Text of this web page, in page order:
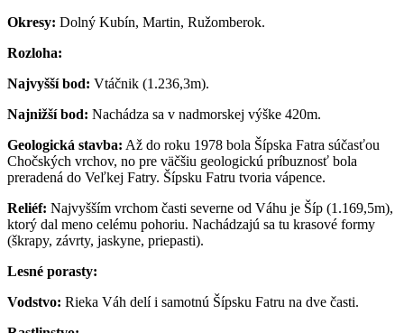
Okresy: Dolný Kubín, Martin, Ružomberok.
Rozloha:
Najvyšší bod: Vtáčnik (1.236,3m).
Najnižší bod: Nachádza sa v nadmorskej výške 420m.
Geologická stavba: Až do roku 1978 bola Šípska Fatra súčasťou
Chočských vrchov, no pre väčšiu geologickú príbuznosť bola
preradená do Veľkej Fatry. Šípsku Fatru tvoria vápence.
Reliéf: Najvyšším vrchom časti severne od Váhu je Šíp (1.169,5m),
ktorý dal meno celému pohoriu. Nachádzajú sa tu krasové formy
(škrapy, závrty, jaskyne, priepasti).
Lesné porasty:
Vodstvo: Rieka Váh delí i samotnú Šípsku Fatru na dve časti.